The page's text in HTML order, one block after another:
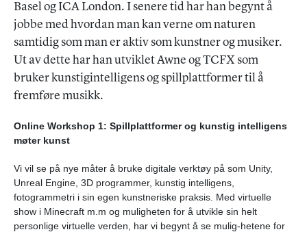
Basel og ICA London. I senere tid har han begynt å
jobbe med hvordan man kan verne om naturen
samtidig som man er aktiv som kunstner og musiker.
Ut av dette har han utviklet Awne og TCFX som
bruker kunstigintelligens og spillplattformer til å
fremføre musikk.
Online Workshop 1: Spillplattformer og kunstig intelligens
møter kunst
Vi vil se på nye måter å bruke digitale verktøy på som Unity,
Unreal Engine, 3D programmer, kunstig intelligens,
fotogrammetri i sin egen kunstneriske praksis. Med virtuelle
show i Minecraft m.m og muligheten for å utvikle sin helt
personlige virtuelle verden, har vi begynt å se mulig-hetene for